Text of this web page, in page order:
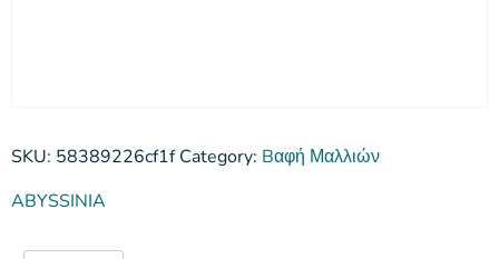
SKU: 58389226cf1f Category: Bαφή Μαλλιών
ABYSSINIA